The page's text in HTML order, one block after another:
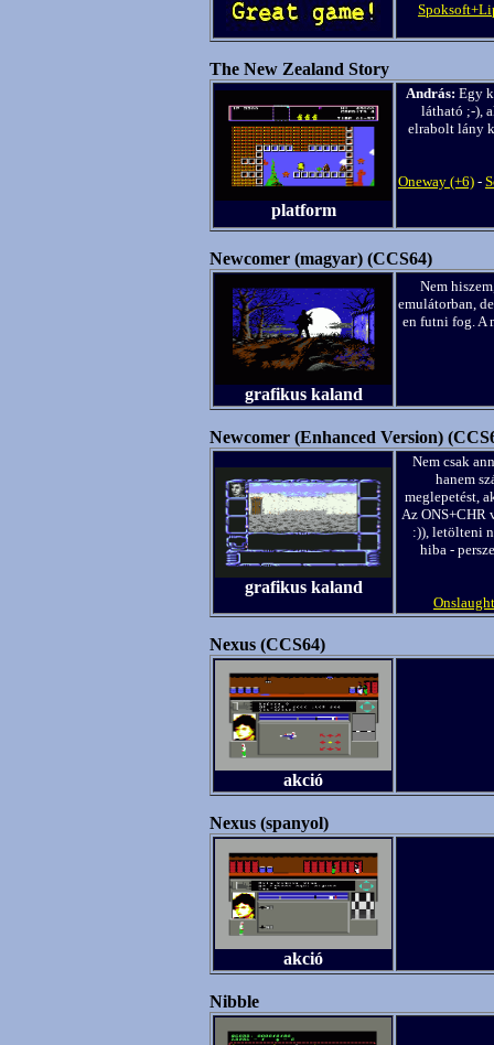
The New Zealand Story
platform
András: Egy
látható ;-),
elrabolt lány
Oneway (+6) -
Newcomer (magyar) (CCS64)
grafikus kaland
Nem
emulátorban,
en futni fog. A
Newcomer (Enhanced Version)
grafikus kaland
Nem csak
hanem
meglepetést,
Az ONS+CHR
:)), letölteni
hiba -
Nexus (CCS64)
akció
Nexus (spanyol)
akció
Nibble